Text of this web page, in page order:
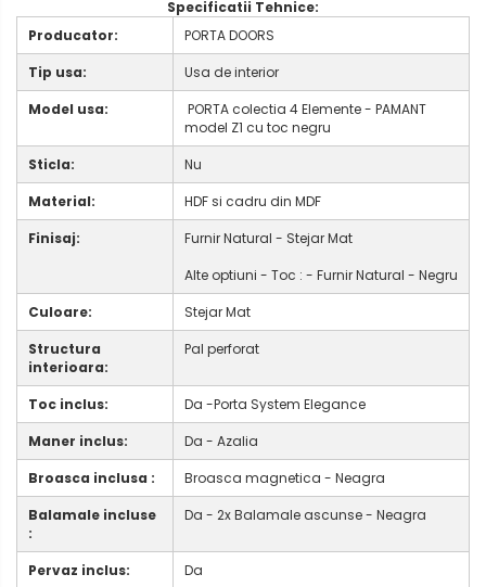
Specificatii Tehnice:
Producator:
PORTA DOORS
Tip usa:
Usa de interior
Model usa:
PORTA colectia 4 Elemente - PAMANT
model Z1 cu toc negru
Sticla:
Nu
Material:
HDF si cadru din MDF
Finisaj:
Furnir Natural - Stejar Mat
Alte optiuni - Toc : - Furnir Natural - Negru
Culoare:
Stejar Mat
Structura
interioara:
Pal perforat
Toc inclus:
Da -Porta System Elegance
Maner inclus:
Da - Azalia
Broasca inclusa :
Broasca magnetica - Neagra
Balamale incluse
:
Da - 2x Balamale ascunse - Neagra
Pervaz inclus:
Da